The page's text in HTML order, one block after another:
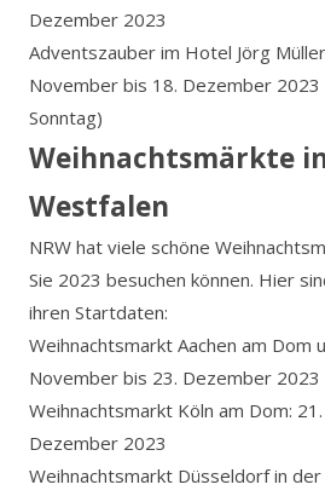
Dezember 2023
Adventszauber im Hotel Jörg
November bis 18. Dezember 2023
Sonntag)
Weihnachtsmärkte
Westfalen
NRW hat viele schöne
Sie 2023 besuchen können. Hier
ihren Startdaten:
Weihnachtsmarkt Aachen am Dom
November bis 23. Dezember 2023
Weihnachtsmarkt Köln am Dom:
Dezember 2023
Weihnachtsmarkt Düsseldorf in